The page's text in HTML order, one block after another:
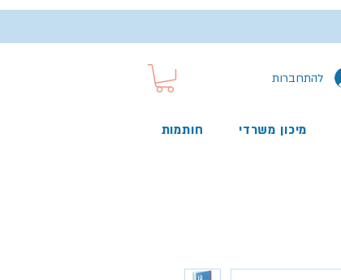
להתחברות
מיכון משרדי חותמות